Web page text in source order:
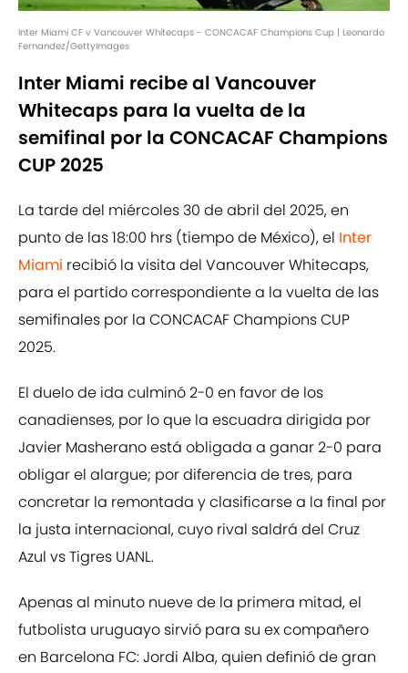
Inter Miami CF v Vancouver Whitecaps - CONCACAF Champions Cup | Leonardo
Fernandez/GettyImages
Inter Miami recibe al Vancouver
Whitecaps para la vuelta de la
semifinal por la CONCACAF Champions
CUP 2025
La tarde del miércoles 30 de abril del 2025, en
punto de las 18:00 hrs (tiempo de México), el Inter
Miami recibió la visita del Vancouver Whitecaps,
para el partido correspondiente a la vuelta de las
semifinales por la CONCACAF Champions CUP
2025.
El duelo de ida culminó 2-0 en favor de los
canadienses, por lo que la escuadra dirigida por
Javier Masherano está obligada a ganar 2-0 para
obligar el alargue; por diferencia de tres, para
concretar la remontada y clasificarse a la final por
la justa internacional, cuyo rival saldrá del Cruz
Azul vs Tigres UANL.
Apenas al minuto nueve de la primera mitad, el
futbolista uruguayo sirvió para su ex compañero
en Barcelona FC: Jordi Alba, quien definió de gran